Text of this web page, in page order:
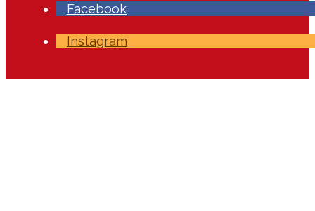
Facebook
Instagram